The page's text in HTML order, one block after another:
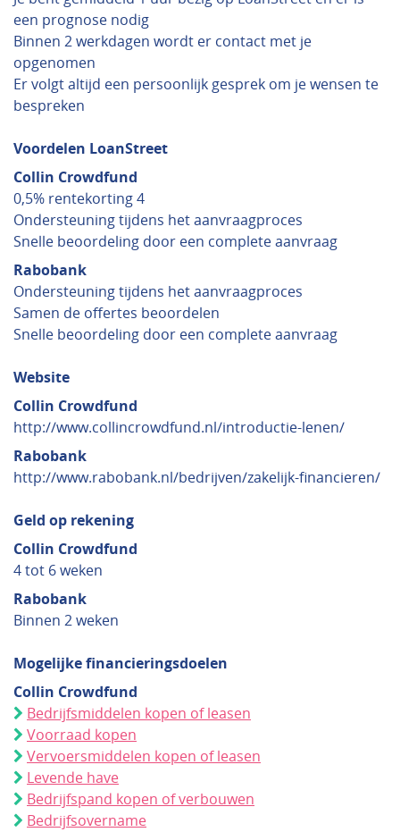
een prognose nodig
Binnen 2 werkdagen wordt er contact met je
opgenomen
Er volgt altijd een persoonlijk gesprek om je wensen te
bespreken
Voordelen LoanStreet
Collin Crowdfund
0,5% rentekorting 4
Ondersteuning tijdens het aanvraagproces
Snelle beoordeling door een complete aanvraag
Rabobank
Ondersteuning tijdens het aanvraagproces
Samen de offertes beoordelen
Snelle beoordeling door een complete aanvraag
Website
Collin Crowdfund
http://www.collincrowdfund.nl/introductie-lenen/
Rabobank
http://www.rabobank.nl/bedrijven/zakelijk-financieren/
Geld op rekening
Collin Crowdfund
4 tot 6 weken
Rabobank
Binnen 2 weken
Mogelijke financieringsdoelen
Collin Crowdfund
Bedrijfsmiddelen kopen of leasen
Voorraad kopen
Vervoersmiddelen kopen of leasen
Levende have
Bedrijfspand kopen of verbouwen
Bedrijfsovername